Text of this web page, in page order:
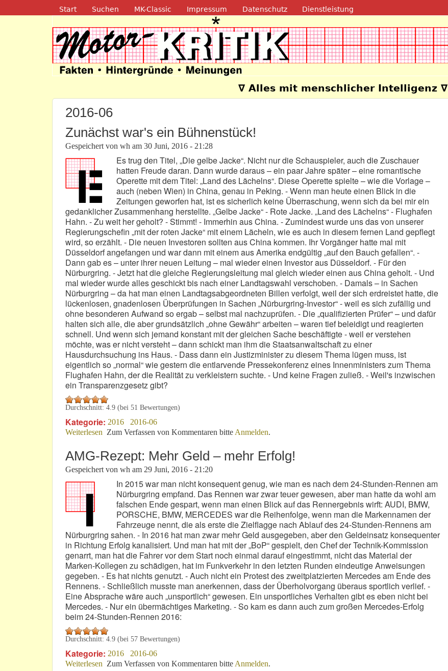
Direkt zum Inhalt
Navigation
Start Suchen MK-Classic Impressum Datenschutz Dienstleistung
Motor-Kritik.de∇ Alles mit menschlicher Intelligenz ∇
2016-06
Zunächst war's ein Bühnenstück!
Gespeichert von wh am 30 Juni, 2016 - 21:28
Es trug den Titel, „Die gelbe Jacke“. Nicht nur die Schauspieler, auch die Zuschauer
hatten Freude daran. Dann wurde daraus – ein paar Jahre später – eine romantische
Operette mit dem Titel: „Land des Lächelns“. Diese Operette spielte – wie die Vorlage –
auch (neben Wien) in China, genau in Peking. - Wenn man heute einen Blick in die
Zeitungen geworfen hat, ist es sicherlich keine Überraschung, wenn sich da bei mir ein
gedanklicher Zusammenhang herstellte. „Gelbe Jacke“ - Rote Jacke. „Land des Lächelns“ - Flughafen
Hahn. - Zu weit her geholt? - Stimmt! - Immerhin aus China. - Zumindest wurde uns das von unserer
Regierungschefin „mit der roten Jacke“ mit einem Lächeln, wie es auch in diesem fernen Land gepflegt
wird, so erzählt. - Die neuen Investoren sollten aus China kommen. Ihr Vorgänger hatte mal mit
Düsseldorf angefangen und war dann mit einem aus Amerika endgültig „auf den Bauch gefallen“. -
Dann gab es – unter ihrer neuen Leitung – mal wieder einen Investor aus Düsseldorf. - Für den
Nürburgring. - Jetzt hat die gleiche Regierungsleitung mal gleich wieder einen aus China geholt. - Und
mal wieder wurde alles geschickt bis nach einer Landtagswahl verschoben. - Damals – in Sachen
Nürburgring – da hat man einen Landtagsabgeordneten Billen verfolgt, weil der sich erdreistet hatte, die
lückenlosen, gnadenlosen Überprüfungen in Sachen „Nürburgring-Investor“ - weil es sich zufällig und
ohne besonderen Aufwand so ergab – selbst mal nachzuprüfen. - Die „qualifizierten Prüfer“ – und dafür
halten sich alle, die aber grundsätzlich „ohne Gewähr“ arbeiten – waren tief beleidigt und reagierten
schnell. Und wenn sich jemand konstant mit der gleichen Sache beschäftigte - weil er verstehen
möchte, was er nicht versteht – dann schickt man ihm die Staatsanwaltschaft zu einer
Hausdurchsuchung ins Haus. - Dass dann ein Justizminister zu diesem Thema lügen muss, ist
eigentlich so „normal“ wie gestern die entlarvende Pressekonferenz eines Innenministers zum Thema
Flughafen Hahn, der die Realität zu verkleistern suchte. - Und keine Fragen zuließ. - Weil's inzwischen
ein Transparenzgesetz gibt?
Durchschnitt: 4.9 (bei 51 Bewertungen)
Kategorie: 2016
2016-06
Weiterlesen über Zunächst war's ein Bühnenstück!
Zum Verfassen von Kommentaren bitte Anmelden.
AMG-Rezept: Mehr Geld – mehr Erfolg!
Gespeichert von wh am 29 Juni, 2016 - 21:20
In 2015 war man nicht konsequent genug, wie man es nach dem 24-Stunden-Rennen am
Nürburgring empfand. Das Rennen war zwar teuer gewesen, aber man hatte da wohl am
falschen Ende gespart, wenn man einen Blick auf das Rennergebnis wirft: AUDI, BMW,
PORSCHE, BMW, MERCEDES war die Reihenfolge, wenn man die Markennamen der
Fahrzeuge nennt, die als erste die Zielflagge nach Ablauf des 24-Stunden-Rennens am
Nürburgring sahen. - In 2016 hat man zwar mehr Geld ausgegeben, aber den Geldeinsatz konsequenter
in Richtung Erfolg kanalisiert. Und man hat mit der „BoP“ gespielt, den Chef der Technik-Kommission
genarrt, man hat die Fahrer vor dem Start noch einmal darauf eingestimmt, nicht das Material der
Marken-Kollegen zu schädigen, hat im Funkverkehr in den letzten Runden eindeutige Anweisungen
gegeben. - Es hat nichts genutzt. - Auch nicht ein Protest des zweitplatzierten Mercedes am Ende des
Rennens. - Schließlich musste man anerkennen, dass der Überholvorgang überaus sportlich verlief. -
Eine Absprache wäre auch „unsportlich“ gewesen. Ein unsportliches Verhalten gibt es eben nicht bei
Mercedes. - Nur ein übermächtiges Marketing. - So kam es dann auch zum großen Mercedes-Erfolg
beim 24-Stunden-Rennen 2016:
Durchschnitt: 4.9 (bei 57 Bewertungen)
Kategorie: 2016
2016-06
Weiterlesen über AMG-Rezept: Mehr Geld – mehr Erfolg!
Zum Verfassen von Kommentaren bitte Anmelden.